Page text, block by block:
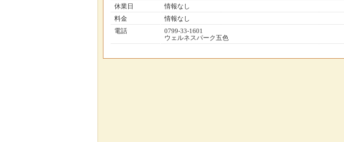
休業日
情報なし
料金
情報なし
電話
0799-33-1601
ウェルネスパーク五色